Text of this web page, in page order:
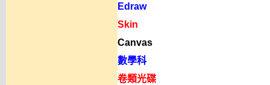
Edraw
Skin
Canvas
數學科
卷類光碟